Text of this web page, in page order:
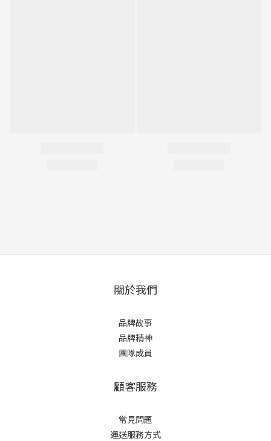
關於我們
品牌故事
品牌精神
團隊成員
顧客服務
常見問題
運送服務方式